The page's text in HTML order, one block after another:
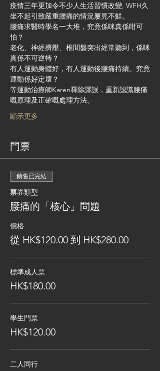
疫情三年更加令不少人生活習慣改變, WFH久
坐不起引致嚴重腰痛的情況屢見不鮮。
腰痛求醫時學名一大堆，究竟係咪真係咁可
怕？
老化、神經擠壓、椎間盤突出經常聽到，係咪
真係不可逆轉？
有人運動身體好，有人運動後腰痛持續。究竟
運動係好定壞？
等運動治療師Karen釋除謬誤，重新認識腰痛
嘅原理及正確嘅處理方法。
顯示更多
門票
銷售已完結
票券類型
腰痛的「核心」問題
價格
從 HK$120.00 到 HK$280.00
標準成人票
HK$180.00
學生門票
HK$120.00
二人同行